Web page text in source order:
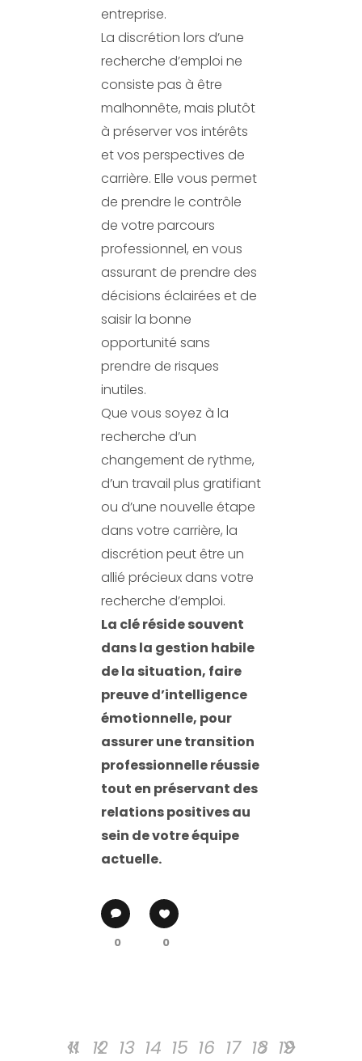
entreprise.
La discrétion lors d’une
recherche d’emploi ne
consiste pas à être
malhonnête, mais plutôt
à préserver vos intérêts
et vos perspectives de
carrière. Elle vous permet
de prendre le contrôle
de votre parcours
professionnel, en vous
assurant de prendre des
décisions éclairées et de
saisir la bonne
opportunité sans
prendre de risques
inutiles.
Que vous soyez à la
recherche d’un
changement de rythme,
d’un travail plus gratifiant
ou d’une nouvelle étape
dans votre carrière, la
discrétion peut être un
allié précieux dans votre
recherche d’emploi.
La clé réside souvent
dans la gestion habile
de la situation, faire
preuve d’intelligence
émotionnelle, pour
assurer une transition
professionnelle réussie
tout en préservant des
relations positives au
sein de votre équipe
actuelle.
0 0
11 12 13 14 15 16 17 18 19